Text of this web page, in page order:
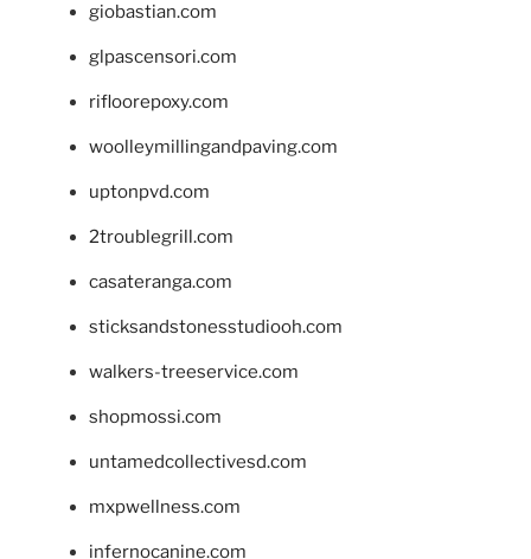
giobastian.com
glpascensori.com
rifloorepoxy.com
woolleymillingandpaving.com
uptonpvd.com
2troublegrill.com
casateranga.com
sticksandstonesstudiooh.com
walkers-treeservice.com
shopmossi.com
untamedcollectivesd.com
mxpwellness.com
infernocanine.com